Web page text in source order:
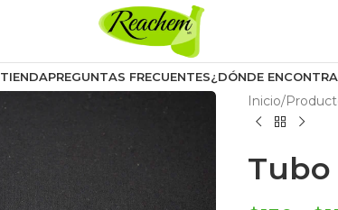
TIENDAPREGUNTAS FRECUENTES¿DÓNDE
Inicio/